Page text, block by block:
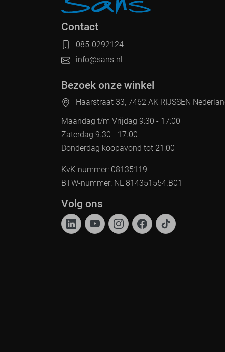
Contact
085-0292124
info@sans.nl
Bezoek onze winkel
Haarstraat 33, 7462 AK RIJSSEN
Maandag t/m Vrijdag 9:30 - 17:00
Zaterdag 9.30 - 17.00
Donderdag koopavond tot 21:00
KvK-nummer: 08135119
BTW-nummer: NL 814351554.B01
Volg ons